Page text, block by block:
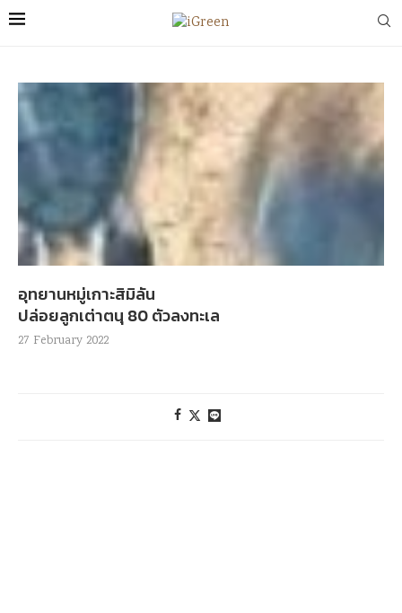
อุทยานหมู่เกาะ​สิ​มิ​ลัน
ปล่อยลูกเต่าตนุ 80 ตัวลงทะเล
27 February 2022